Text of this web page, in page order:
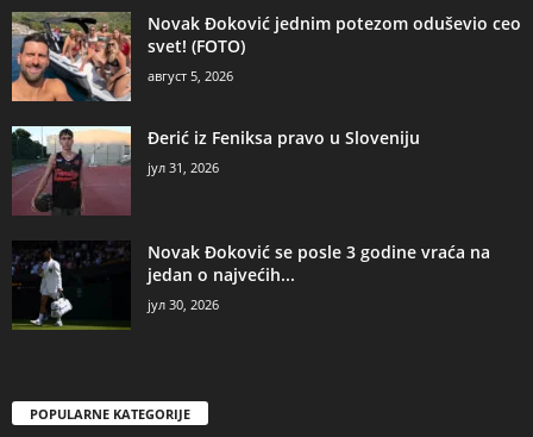
Novak Đoković jednim potezom oduševio ceo
svet! (FOTO)
август 5, 2026
Đerić iz Feniksa pravo u Sloveniju
јул 31, 2026
Novak Đoković se posle 3 godine vraća na
jedan o najvećih...
јул 30, 2026
POPULARNE KATEGORIJE